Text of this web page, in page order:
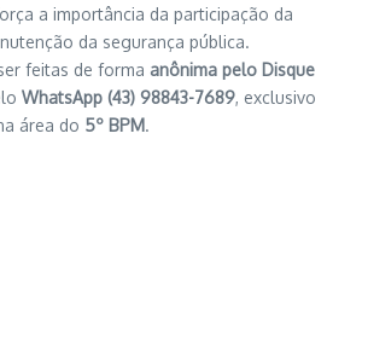
a importância da participação da
da segurança pública.
feitas de forma anônima pelo Disque
WhatsApp (43) 98843-7689, exclusivo
área do 5º BPM.